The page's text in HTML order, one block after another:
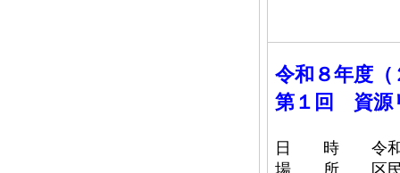
令和８年度
第１回 資源
日 時 令和８